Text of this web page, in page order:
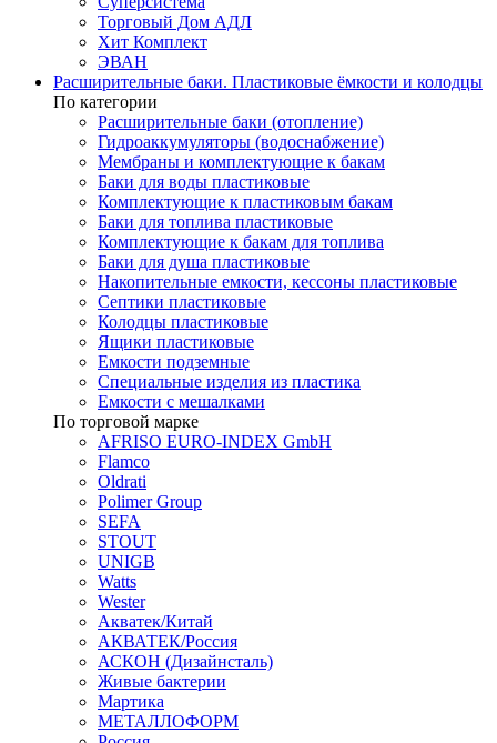
Торговый Дом АДЛ
Хит Комплект
ЭВАН
Расширительные баки. Пластиковые ёмкости и колодцы
По категории
Расширительные баки (отопление)
Гидроаккумуляторы (водоснабжение)
Мембраны и комплектующие к бакам
Баки для воды пластиковые
Комплектующие к пластиковым бакам
Баки для топлива пластиковые
Комплектующие к бакам для топлива
Баки для душа пластиковые
Накопительные емкости, кессоны пластиковые
Септики пластиковые
Колодцы пластиковые
Ящики пластиковые
Емкости подземные
Специальные изделия из пластика
Емкости с мешалками
По торговой марке
AFRISO EURO-INDEX GmbH
Flamco
Oldrati
Polimer Group
SEFA
STOUT
UNIGB
Watts
Wester
Акватек/Китай
АКВАТЕК/Россия
АСКОН (Дизайнсталь)
Живые бактерии
Мартика
МЕТАЛЛОФОРМ